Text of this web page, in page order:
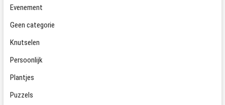
Evenement
Geen categorie
Knutselen
Persoonlijk
Plantjes
Puzzels